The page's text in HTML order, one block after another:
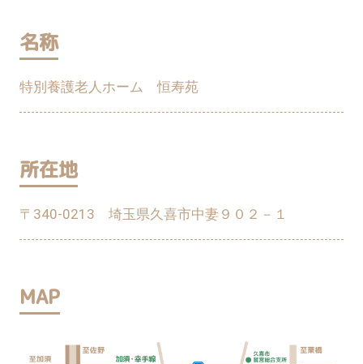
名称
特別養護老人ホーム 恒寿苑
所在地
〒340-0213 埼玉県久喜市中妻９０２－１
MAP